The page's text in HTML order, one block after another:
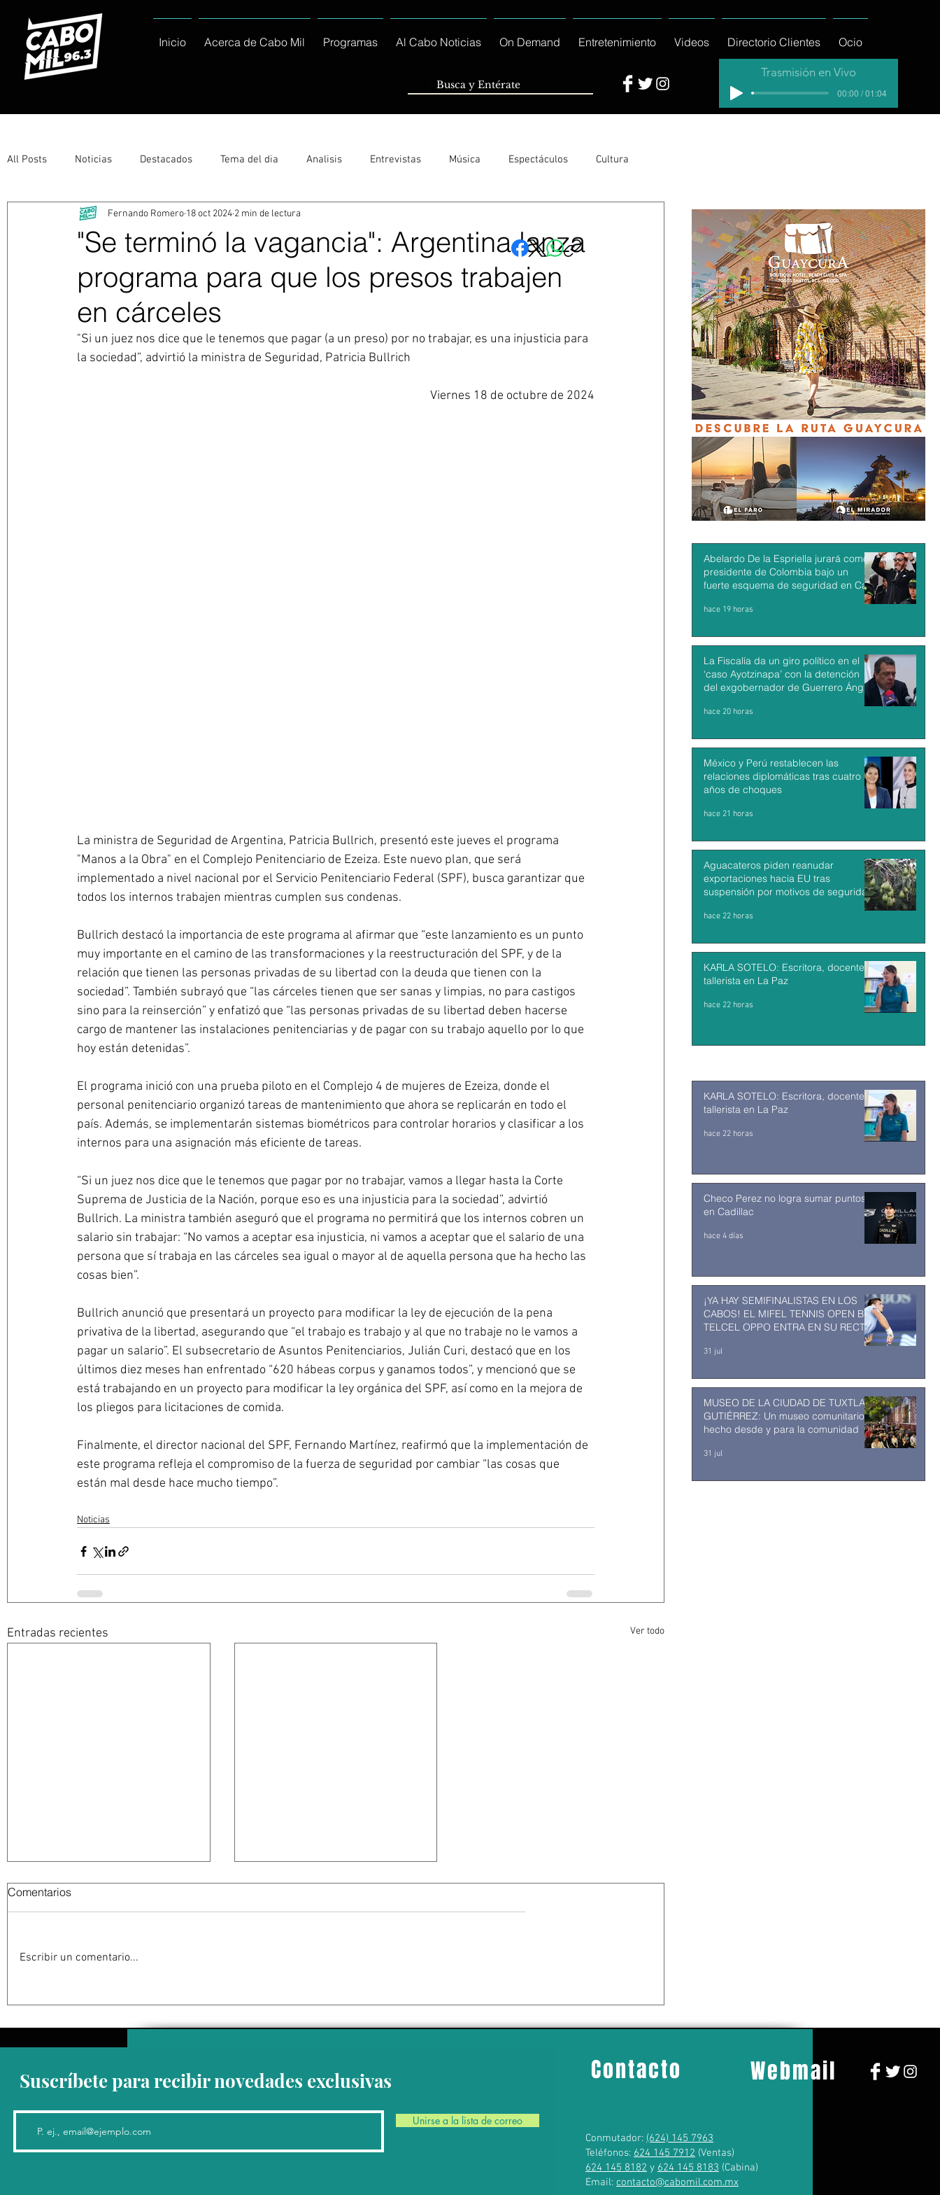
Inicio Acerca de Cabo Mil Programas Al Cabo Noticias On Demand Entretenimiento Videos Directorio Clientes Ocio
Trasmisión en Vivo
00:00 / 01:04
All Posts Noticias Destacados Tema del dia Analisis Entrevistas Música Espectáculos Cultura
Entérate Deportes La buena del día
Ayuntamiento de Los Cabos Informa Nacionales e Internacionales Columnas Locales Los Cabos
"Se terminó la vagancia": Argentina lanza
programa para que los presos trabajen
en cárceles
Fernando Romero 18 oct 2024 2 min de lectura
"Si un juez nos dice que le tenemos que pagar (a un preso) por no trabajar, es una injusticia para
la sociedad”, advirtió la ministra de Seguridad, Patricia Bullrich
Viernes 18 de octubre de 2024
La ministra de Seguridad de Argentina, Patricia Bullrich, presentó este jueves el programa
"Manos a la Obra" en el Complejo Penitenciario de Ezeiza. Este nuevo plan, que será
implementado a nivel nacional por el Servicio Penitenciario Federal (SPF), busca garantizar que
todos los internos trabajen mientras cumplen sus condenas.
Bullrich destacó la importancia de este programa al afirmar que “este lanzamiento es un punto
muy importante en el camino de las transformaciones y la reestructuración del SPF, y de la
relación que tienen las personas privadas de su libertad con la deuda que tienen con la
sociedad”. También subrayó que “las cárceles tienen que ser sanas y limpias, no para castigos
sino para la reinserción” y enfatizó que “las personas privadas de su libertad deben hacerse
cargo de mantener las instalaciones penitenciarias y de pagar con su trabajo aquello por lo que
hoy están detenidas”.
El programa inició con una prueba piloto en el Complejo 4 de mujeres de Ezeiza, donde el
personal penitenciario organizó tareas de mantenimiento que ahora se replicarán en todo el
país. Además, se implementarán sistemas biométricos para controlar horarios y clasificar a los
internos para una asignación más eficiente de tareas.
“Si un juez nos dice que le tenemos que pagar por no trabajar, vamos a llegar hasta la Corte
Suprema de Justicia de la Nación, porque eso es una injusticia para la sociedad”, advirtió
Bullrich. La ministra también aseguró que el programa no permitirá que los internos cobren un
salario sin trabajar: “No vamos a aceptar esa injusticia, ni vamos a aceptar que el salario de una
persona que sí trabaja en las cárceles sea igual o mayor al de aquella persona que ha hecho las
cosas bien”.
Bullrich anunció que presentará un proyecto para modificar la ley de ejecución de la pena
privativa de la libertad, asegurando que “el trabajo es trabajo y al que no trabaje no le vamos a
pagar un salario”. El subsecretario de Asuntos Penitenciarios, Julián Curi, destacó que en los
últimos diez meses han enfrentado “620 hábeas corpus y ganamos todos”, y mencionó que se
está trabajando en un proyecto para modificar la ley orgánica del SPF, así como en la mejora de
los pliegos para licitaciones de comida.
Finalmente, el director nacional del SPF, Fernando Martínez, reafirmó que la implementación de
este programa refleja el compromiso de la fuerza de seguridad por cambiar “las cosas que
están mal desde hace mucho tiempo”.
Noticias
Entradas recientes Ver todo
Colombia bajo un fuerte
esquema de seguridad en
detención del exgobernador
Comentarios
Escribir un comentario...
Abelardo De la Espriella jurará como
presidente de Colombia bajo un
fuerte esquema de seguridad en Cali
hace 19 horas
La Fiscalía da un giro político en el
‘caso Ayotzinapa’ con la detención
del exgobernador de Guerrero Ángel
hace 20 horas
México y Perú restablecen las
relaciones diplomáticas tras cuatro
años de choques
hace 21 horas
Aguacateros piden reanudar
exportaciones hacia EU tras
suspensión por motivos de seguridad
hace 22 horas
KARLA SOTELO: Escritora, docente y
tallerista en La Paz
hace 22 horas
KARLA SOTELO: Escritora, docente y
tallerista en La Paz
hace 22 horas
Checo Perez no logra sumar puntos
en Cadillac
hace 4 días
¡YA HAY SEMIFINALISTAS EN LOS
CABOS! EL MIFEL TENNIS OPEN BY
TELCEL OPPO ENTRA EN SU RECTA
31 jul
MUSEO DE LA CIUDAD DE TUXTLA
GUTIÉRREZ: Un museo comunitario
hecho desde y para la comunidad
31 jul
Suscríbete para recibir novedades exclusivas
Unirse a la lista de correo
Contacto Webmail
Conmutador: (624) 145 7963
Teléfonos: 624 145 7912 (Ventas)
624 145 8182 y 624 145 8183 (Cabina)
Email: contacto@cabomil.com.mx